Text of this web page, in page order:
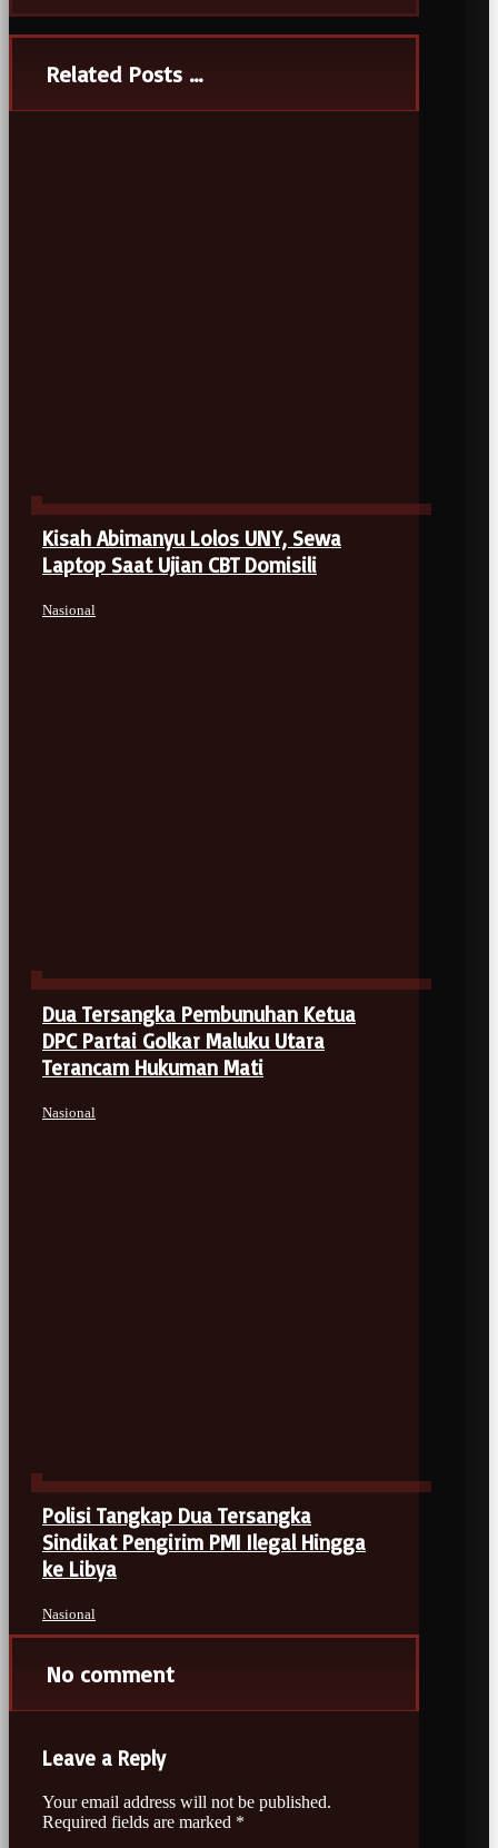
Related Posts ...
Kisah Abimanyu Lolos UNY, Sewa
Laptop Saat Ujian CBT Domisili
Nasional
Dua Tersangka Pembunuhan Ketua
DPC Partai Golkar Maluku Utara
Terancam Hukuman Mati
Nasional
Polisi Tangkap Dua Tersangka
Sindikat Pengirim PMI Ilegal Hingga
ke Libya
Nasional
No comment
Leave a Reply
Your email address will not be published.
Required fields are marked *